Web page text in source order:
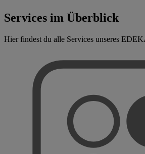
Services im Überblick
Hier findest du alle Services unseres